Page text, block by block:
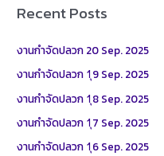
h
:
Recent Posts
งานกำจัดปลวก 20 Sep. 2025
งานกำจัดปลวก 1ุ9 Sep. 2025
งานกำจัดปลวก 1ุ8 Sep. 2025
งานกำจัดปลวก 1ุ7 Sep. 2025
งานกำจัดปลวก 1ุ6 Sep. 2025